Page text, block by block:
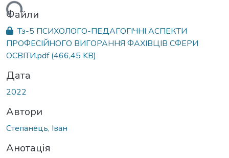
Файли
Тз-5 ПСИХОЛОГО-ПЕДАГОГІЧНІ АСПЕКТИ
ПРОФЕСІЙНОГО ВИГОРАННЯ ФАХІВЦІВ СФЕРИ
ОСВІТИ.pdf(466,45 KB)
Дата
2022
Автори
Степанець, Іван
Анотація